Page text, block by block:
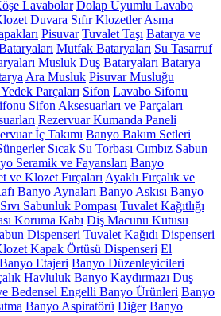
Lavabolar Dolap Uyumlu Lavabo
Duvara Sıfır Klozetler Asma
Pisuvar Tuvalet Taşı Batarya ve
Mutfak Bataryaları Su Tasarruf
Musluk Duş Bataryaları Batarya
Ara Musluk Pisuvar Musluğu
Parçaları Sifon Lavabo Sifonu
Sifon Aksesuarları ve Parçaları
Rezervuar Kumanda Paneli
İç Takımı Banyo Bakım Setleri
Sıcak Su Torbası Cımbız Sabun
Seramik ve Fayansları Banyo
ve Klozet Fırçaları Ayaklı Fırçalık ve
Banyo Aynaları Banyo Askısı Banyo
Sıvı Sabunluk Pompası Tuvalet Kağıtlığı
Koruma Kabı Diş Macunu Kutusu
Dispenseri Tuvalet Kağıdı Dispenseri
Kapak Örtüsü Dispenseri El
Banyo Etajeri Banyo Düzenleyicileri
Havluluk Banyo Kaydırmazı Duş
Bedensel Engelli Banyo Ürünleri Banyo
Banyo Aspiratörü Diğer Banyo